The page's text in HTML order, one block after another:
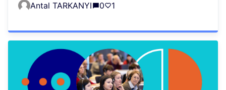
Antal TARKANYI 0 1